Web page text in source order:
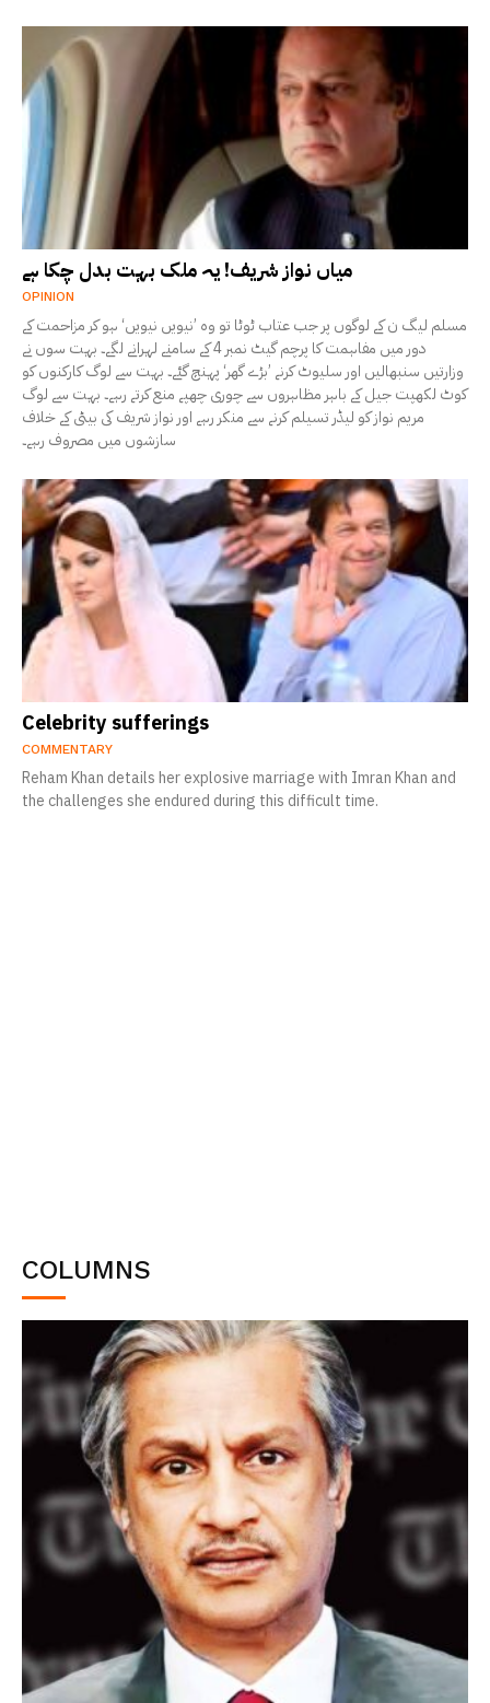
COLUMNS
میاں نواز شریف! یہ ملک بہت بدل چکا ہے
OPINION
مسلم لیگ ن کے لوگوں پر جب عتاب ٹوٹا تو وہ ’نیویں نیویں‘ ہو کر مزاحمت کے
دور میں مفاہمت کا پرچم گیٹ نمبر 4 کے سامنے لہرانے لگے۔ بہت سوں نے
وزارتیں سنبھالیں اور سلیوٹ کرنے ’بڑے گھر‘ پہنچ گئے۔ بہت سے لوگ کارکنوں کو
کوٹ لکھپت جیل کے باہر مظاہروں سے چوری چھپے منع کرتے رہے۔ بہت سے لوگ
مریم نواز کو لیڈر تسیلم کرنے سے منکر رہے اور نواز شریف کی بیٹی کے خلاف
سازشوں میں مصروف رہے۔
Celebrity sufferings
COMMENTARY
Reham Khan details her explosive marriage with Imran Khan and
the challenges she endured during this difficult time.